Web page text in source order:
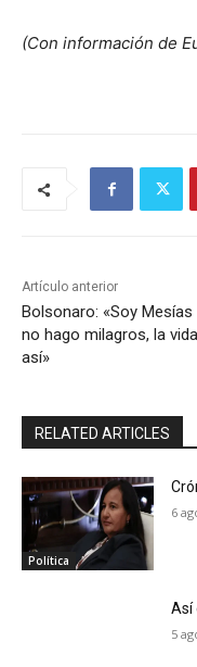
(Con información de
Artículo anterior
Bolsonaro: «Soy Mesías
no hago milagros, la
así»
RELATED ARTICLES
Política
6
Así
5